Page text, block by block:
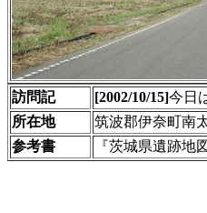
訪問記 [2002/10/15]今日
所在地
筑波郡伊奈町南
参考書
『茨城県遺跡地